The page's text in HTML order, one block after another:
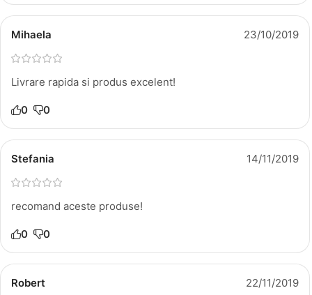
Mihaela 23/10/2019
Livrare rapida si produs excelent!
0 0
Stefania 14/11/2019
recomand aceste produse!
0 0
Robert 22/11/2019